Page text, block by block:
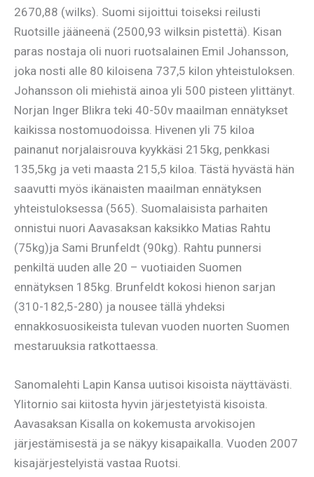
2670,88 (wilks). Suomi sijoittui toiseksi reilusti
Ruotsille jääneenä (2500,93 wilksin pistettä). Kisan
paras nostaja oli nuori ruotsalainen Emil Johansson,
joka nosti alle 80 kiloisena 737,5 kilon yhteistuloksen.
Johansson oli miehistä ainoa yli 500 pisteen ylittänyt.
Norjan Inger Blikra teki 40-50v maailman ennätykset
kaikissa nostomuodoissa. Hivenen yli 75 kiloa
painanut norjalaisrouva kyykkäsi 215kg, penkkasi
135,5kg ja veti maasta 215,5 kiloa. Tästä hyvästä hän
saavutti myös ikänaisten maailman ennätyksen
yhteistuloksessa (565). Suomalaisista parhaiten
onnistui nuori Aavasaksan kaksikko Matias Rahtu
(75kg)ja Sami Brunfeldt (90kg). Rahtu punnersi
penkiltä uuden alle 20 – vuotiaiden Suomen
ennätyksen 185kg. Brunfeldt kokosi hienon sarjan
(310-182,5-280) ja nousee tällä yhdeksi
ennakkosuosikeista tulevan vuoden nuorten Suomen
mestaruuksia ratkottaessa.
Sanomalehti Lapin Kansa uutisoi kisoista näyttävästi.
Ylitornio sai kiitosta hyvin järjestetyistä kisoista.
Aavasaksan Kisalla on kokemusta arvokisojen
järjestämisestä ja se näkyy kisapaikalla. Vuoden 2007
kisajärjestelyistä vastaa Ruotsi.